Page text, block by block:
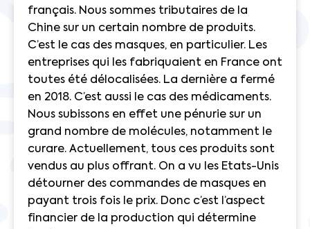
français. Nous sommes tributaires de la
Chine sur un certain nombre de produits.
C’est le cas des masques, en particulier. Les
entreprises qui les fabriquaient en France ont
toutes été délocalisées. La dernière a fermé
en 2018. C’est aussi le cas des médicaments.
Nous subissons en effet une pénurie sur un
grand nombre de molécules, notamment le
curare. Actuellement, tous ces produits sont
vendus au plus offrant. On a vu les Etats-Unis
détourner des commandes de masques en
payant trois fois le prix. Donc c’est l’aspect
financier de la production qui détermine